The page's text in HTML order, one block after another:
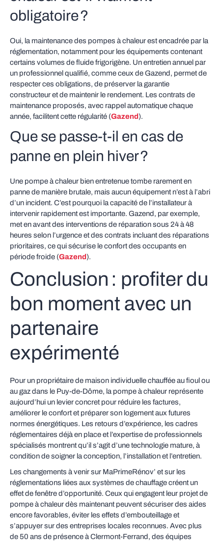
obligatoire ?
Oui, la maintenance des pompes à chaleur est encadrée par la
réglementation, notamment pour les équipements contenant
certains volumes de fluide frigorigène. Un entretien annuel par
un professionnel qualifié, comme ceux de Gazend, permet de
respecter ces obligations, de préserver la garantie
constructeur et de maintenir le rendement. Les contrats de
maintenance proposés, avec rappel automatique chaque
année, facilitent cette régularité (Gazend).
Que se passe‑t‑il en cas de
panne en plein hiver ?
Une pompe à chaleur bien entretenue tombe rarement en
panne de manière brutale, mais aucun équipement n’est à l’abri
d’un incident. C’est pourquoi la capacité de l’installateur à
intervenir rapidement est importante. Gazend, par exemple,
met en avant des interventions de réparation sous 24 à 48
heures selon l’urgence et des contrats incluant des réparations
prioritaires, ce qui sécurise le confort des occupants en
période froide (Gazend).
Conclusion : profiter du
bon moment avec un
partenaire
expérimenté
Pour un propriétaire de maison individuelle chauffée au fioul ou
au gaz dans le Puy-de-Dôme, la pompe à chaleur représente
aujourd’hui un levier concret pour réduire les factures,
améliorer le confort et préparer son logement aux futures
normes énergétiques. Les retours d’expérience, les cadres
réglementaires déjà en place et l’expertise de professionnels
spécialisés montrent qu’il s’agit d’une technologie mature, à
condition de soigner la conception, l’installation et l’entretien.
Les changements à venir sur MaPrimeRénov’ et sur les
réglementations liées aux systèmes de chauffage créent un
effet de fenêtre d’opportunité. Ceux qui engagent leur projet de
pompe à chaleur dès maintenant peuvent sécuriser des aides
encore favorables, éviter les effets d’embouteillage et
s’appuyer sur des entreprises locales reconnues. Avec plus
de 50 ans de présence à Clermont-Ferrand, des équipes